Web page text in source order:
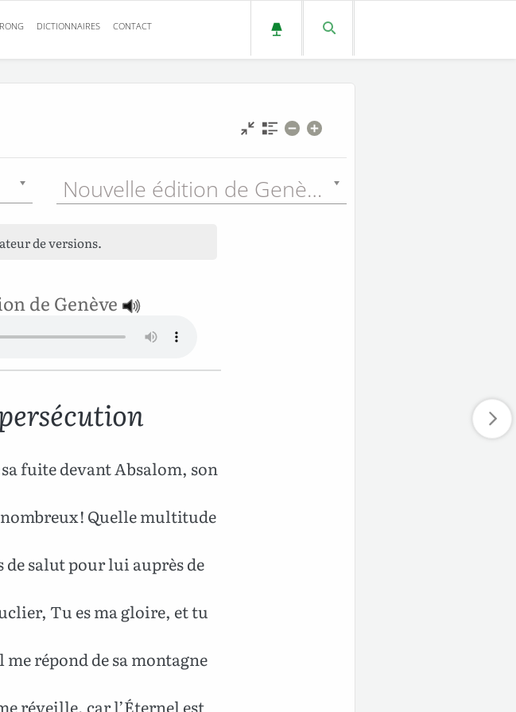
DICTIONNAIRES CONTACT
Nouvelle édition de Genève (NEG) - 1979
de versions.
de Genève
fuite devant Absalom, son
! Quelle multitude
de salut pour lui auprès de
Tu es ma gloire, et tu
répond de sa montagne
réveille, car l’Éternel est